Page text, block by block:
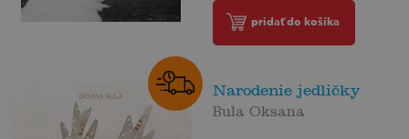
pridať do košíka
Narodenie jedličky
Bula Oksana